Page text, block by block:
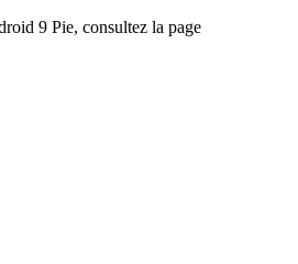
9 Pie, consultez la page